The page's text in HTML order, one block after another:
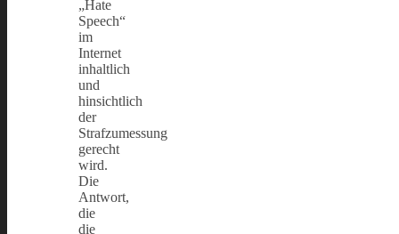
„Hate
Speech“
im
Internet
inhaltlich
und
hinsichtlich
der
Strafzumessung
gerecht
wird.
Die
Antwort,
die
die